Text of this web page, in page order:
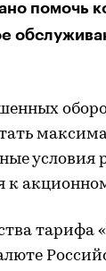
помочь
условия
тарифа